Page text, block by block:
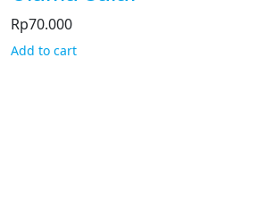
Rp70.000
Add to cart